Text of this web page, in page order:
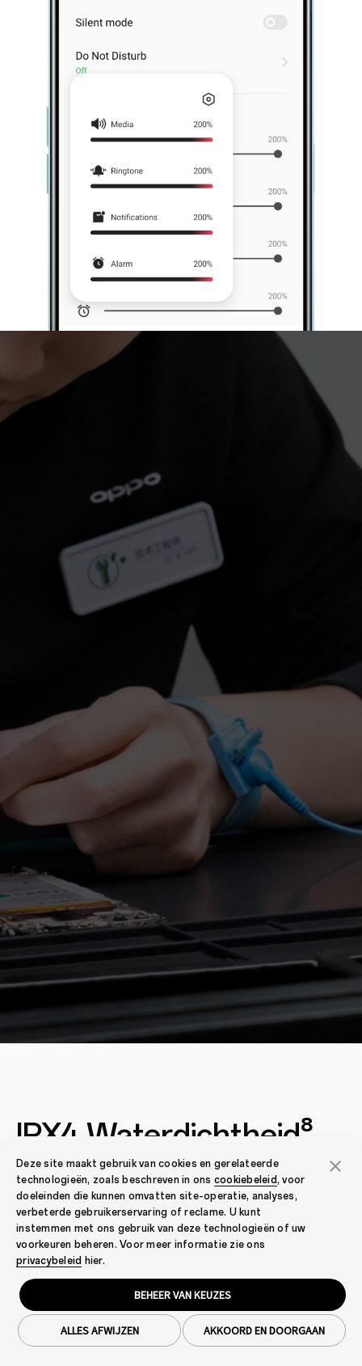
IPX4 Waterdichtheid⁸
Met een IPX4-waterdichte telefoon hoef je
niet bang te zijn voor kleine of grote
waterschade.
Deze site maakt gebruik van cookies en gerelateerde
technologieën, zoals beschreven in ons cookiebeleid, voor
doeleinden die kunnen omvatten site-operatie, analyses,
verbeterde gebruikerservaring of reclame. U kunt
instemmen met ons gebruik van deze technologieën of uw
voorkeuren beheren. Voor meer informatie zie ons
privacybeleid hier.
BEHEER VAN KEUZES
AKKOORD EN DOORGAAN
ALLES AFWIJZEN